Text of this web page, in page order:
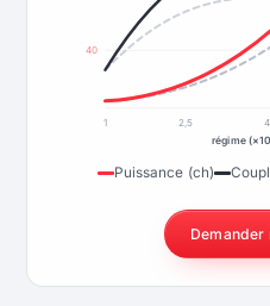
40
1 2,5 4
régime
Puissance (ch)
Demander